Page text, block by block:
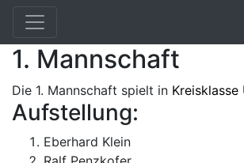
Spielbetrieb
1. Mannschaft
Die 1. Mannschaft spielt in Kreisklasse
Aufstellung:
Eberhard Klein